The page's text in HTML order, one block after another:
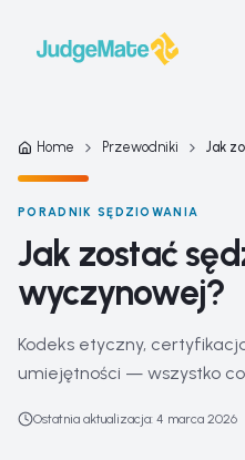
Home Przewodniki Jak
PORADNIK SĘDZIOWANIA
Jak zostać
wyczynowej?
Kodeks etyczny,
umiejętności — wszystko
Ostatnia aktualizacja: 4 marca 2026